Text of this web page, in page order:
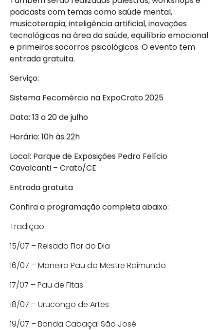
podcasts com temas como saúde mental,
musicoterapia, inteligência artificial, inovações
tecnológicas na área da saúde, equilíbrio emocional
e primeiros socorros psicológicos. O evento tem
entrada gratuita.
Serviço:
Sistema Fecomércio na ExpoCrato 2025
Data: 13 a 20 de julho
Horário: 10h às 22h
Local: Parque de Exposições Pedro Felício
Cavalcanti – Crato/CE
Entrada gratuita
Confira a programação completa abaixo:
Tradição
15/07 – Reisado Flor do Dia
16/07 – Maneiro Pau do Mestre Raimundo
17/07 – Pau de Fitas
18/07 – Urucongo de Artes
19/07 – Banda Cabaçal São José